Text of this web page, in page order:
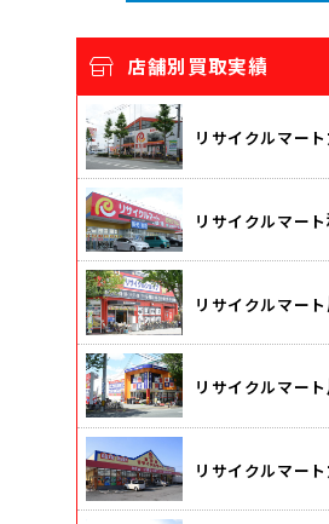
店舗別買取実績
リサイクルマート
リサイクルマート
リサイクルマート
リサイクルマート
リサイクルマート